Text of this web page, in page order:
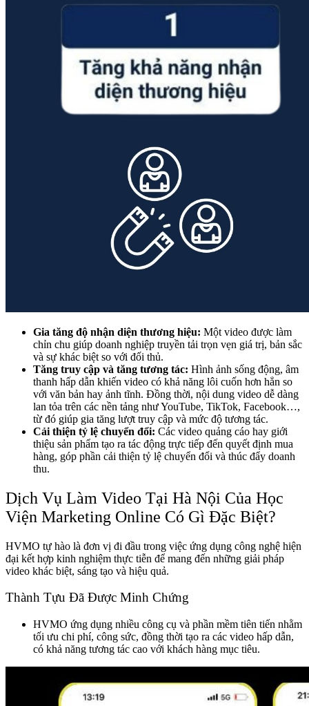
Gia tăng độ nhận diện thương hiệu: Một video được làm
chỉn chu giúp doanh nghiệp truyền tải trọn vẹn giá trị, bản sắc
và sự khác biệt so với đối thủ.
Tăng truy cập và tăng tương tác: Hình ảnh sống động, âm
thanh hấp dẫn khiến video có khả năng lôi cuốn hơn hẳn so
với văn bản hay ảnh tĩnh. Đồng thời, nội dung video dễ dàng
lan tỏa trên các nền tảng như YouTube, TikTok, Facebook…,
từ đó giúp gia tăng lượt truy cập và mức độ tương tác.
Cải thiện tỷ lệ chuyển đổi: Các video quảng cáo hay giới
thiệu sản phẩm tạo ra tác động trực tiếp đến quyết định mua
hàng, góp phần cải thiện tỷ lệ chuyển đổi và thúc đẩy doanh
thu.
Dịch Vụ Làm Video Tại Hà Nội Của Học
Viện Marketing Online Có Gì Đặc Biệt?
HVMO tự hào là đơn vị đi đầu trong việc ứng dụng công nghệ hiện
đại kết hợp kinh nghiệm thực tiễn để mang đến những giải pháp
video khác biệt, sáng tạo và hiệu quả.
Thành Tựu Đã Được Minh Chứng
HVMO ứng dụng nhiều công cụ và phần mềm tiên tiến nhằm
tối ưu chi phí, công sức, đồng thời tạo ra các video hấp dẫn,
có khả năng tương tác cao với khách hàng mục tiêu.